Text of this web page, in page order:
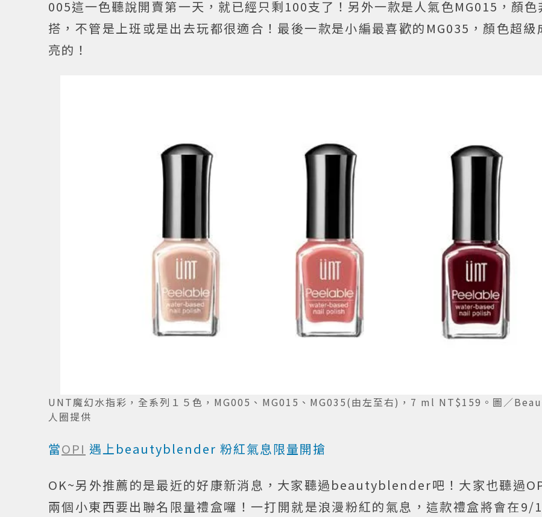
005這一色聽說開賣第一天，就已經只剩100支了！另外一款是人氣色MG015，顏色
搭，不管是上班或是出去玩都很適合！最後一款是小編最喜歡的MG035，顏色超級
亮的！
UNT魔幻水指彩，全系列１５色，MG005、MG015、MG035(由左至右)，7 ml NT$159。圖／
人圈提供
當OPI 遇上beautyblender 粉紅氣息限量開搶
OK~另外推薦的是最近的好康新消息，大家聽過beautyblender吧！大家也聽過
兩個小東西要出聯名限量禮盒囉！一打開就是浪漫粉紅的氣息，這款禮盒將會在9/